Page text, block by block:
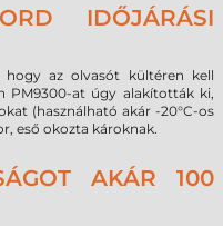
IDŐJÁRÁSI
hogy az olvasót kültéren kell
PM9300-at úgy alakították ki,
(használható akár -20°C-os
eső okozta károknak.
AKÁR 100